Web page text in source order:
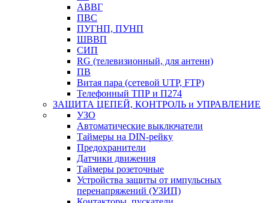
АВВГ
ПВС
ПУГНП, ПУНП
ШВВП
СИП
RG (телевизионный, для антенн)
ПВ
Витая пара (сетевой UTP, FTP)
Телефонный ТПР и П274
ЗАЩИТА ЦЕПЕЙ, КОНТРОЛЬ и УПРАВЛЕНИЕ
УЗО
Автоматические выключатели
Таймеры на DIN-рейку
Предохранители
Датчики движения
Таймеры розеточные
Устройства защиты от импульсных
перенапряжений (УЗИП)